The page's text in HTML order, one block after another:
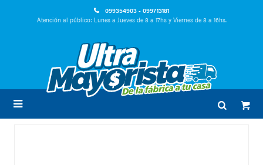
099354903 - 099713181
Atención al público: Lunes a Jueves de 8 a 17hs y Viernes de 8 a 16hs.
